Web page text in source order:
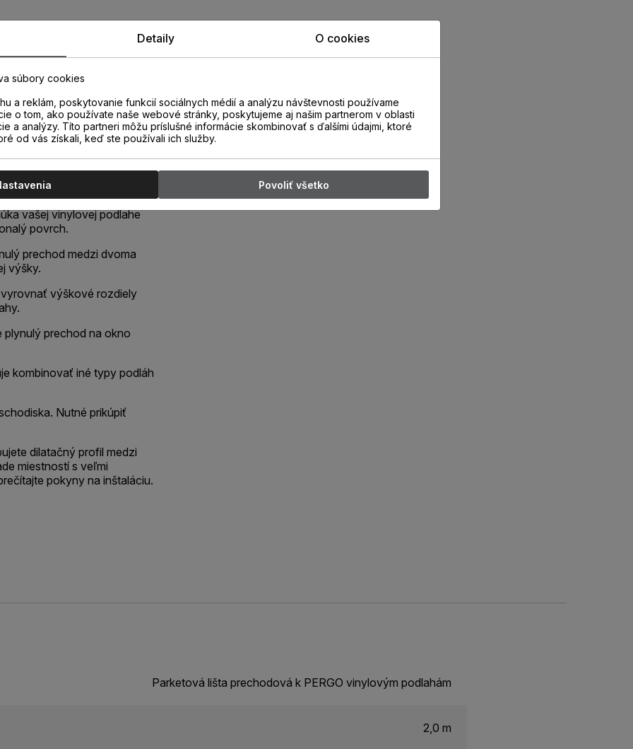
PERGO
podlahy, určený pre
krytín rovnakej
podlahy alebo ako schodová
vašej vinylovej podlahe
povrch.
prechod medzi dvoma
výšky.
výškové rozdiely
prechod na okno
kombinovať iné typy podláh
Nutné prikúpiť
dilatačný profil medzi
miestností s veľmi
pokyny na inštaláciu.
Parketová lišta prechodová k PERGO vinylovým podlahám
2,0 m
Detaily O cookies
súbory cookies
a reklám, poskytovanie funkcií sociálnych médií a analýzu návštevnosti používame
o tom, ako používate naše webové stránky, poskytujeme aj našim partnerom v oblasti
a analýzy. Títo partneri môžu príslušné informácie skombinovať s ďalšími údajmi, ktoré
od vás získali, keď ste používali ich služby.
Povoliť všetko